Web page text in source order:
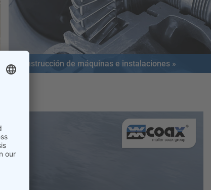
Construcción de máquinas e instalaciones